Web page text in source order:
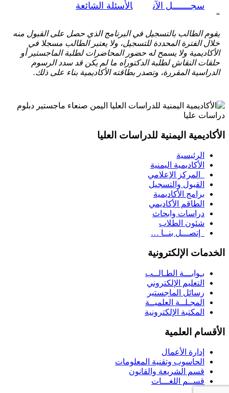
سجـــــــل الآن الأسئلة الشائعة
“
يقوم الطالب بالتسجيل في البرنامج الذي حصل على القبول منه
خلال الفترة المحددة للتسجيل، ولا يعتبر الطالب مسجلا في
الأكاديمية ولا يسمح له حضور المحاضرات لطلبة الماجستير أو
حلقات النقاش لطلبة الدكتوراه ما لم يكن قد سدد الرسوم
الدراسية المقررة، وتصدر بطاقته الأكاديمية بناء على ذلك.
الأكاديمية اليمنية للدراسات العليا
الرئيسية
الأكاديمية اليمنية
المركز الإعلامي
القبول والتسجيل
برامج الأكاديمية
الطاقم الأكاديمي
دراسات وابحاث
شئون الطلاب
إتصـــل بنــا …
الخدمات الإلكترونية
بـوابـــة الطـالــب
التعليم الإلكتروني
رسائل الماجستير
المجـلــة العلميــة
المكتبة الإلكترونية
الأقسام العلمية
إدارة الأعمال
الحاسوب وتقنية المعلومات
قسم الشريعة والقانون
قســم اللغـــات